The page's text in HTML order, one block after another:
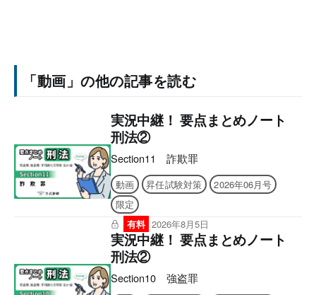
「動画」の他の記事を読む
実況中継！ 要点まとめノート
刑法②
Section11 詐欺罪
動画 昇任試験対策
2026年06月号
限定
有料 2026年8月5日
実況中継！ 要点まとめノート
刑法②
Section10 強盗罪